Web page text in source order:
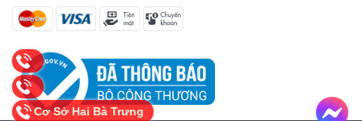
Cơ Sở Hai Bà Trưng